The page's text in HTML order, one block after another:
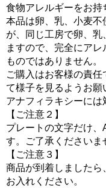
食物アレルギーをお持
本品は卵、乳、小麦不
が、同じ工房で卵、
ますので、完全にア
ものではありません。
ご購入はお客様の責
て様子を見るようお願
アナフィラキシーには
【ご注意２】
プレートの文字だけ、
す。ご了承くださいま
【ご注意３】
商品が到着しましたら
お入れください。